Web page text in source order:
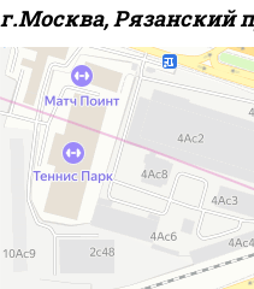
г.Москва, Рязанский
Москва
Рязанский проспект, 8Ас1 —